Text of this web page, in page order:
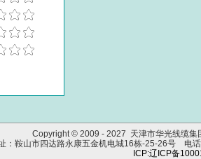
Copyright © 2009 - 2027 天津市华光线缆
：鞍山市四达路永康五金机电城16栋-25-26号
ICP:辽ICP备